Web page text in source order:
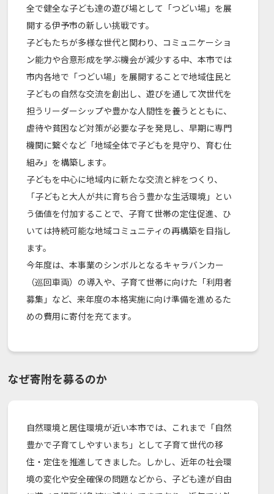
全で健全な子ども達の遊び場として「つどい場」を展
開する伊予市の新しい挑戦です。
子どもたちが多様な世代と関わり、コミュニケーショ
ン能力や合意形成を学ぶ機会が減少する中、本市では
市内各地で「つどい場」を展開することで地域住民と
子どもの自然な交流を創出し、遊びを通して次世代を
担うリーダーシップや豊かな人間性を養うとともに、
虐待や貧困など対策が必要な子を発見し、早期に専門
機関に繋ぐなど「地域全体で子どもを見守り、育む仕
組み」を構築します。
子どもを中心に地域内に新たな交流と絆をつくり、
「子どもと大人が共に育ち合う豊かな生活環境」とい
う価値を付加することで、子育て世帯の定住促進、ひ
いては持続可能な地域コミュニティの再構築を目指し
ます。
今年度は、本事業のシンボルとなるキャラバンカー
（巡回車両）の導入や、子育て世帯に向けた「利用者
募集」など、来年度の本格実施に向け準備を進めるた
めの費用に寄付を充てます。
なぜ寄附を募るのか
自然環境と居住環境が近い本市では、これまで「自然
豊かで子育てしやすいまち」として子育て世代の移
住・定住を推進してきました。しかし、近年の社会環
境の変化や安全確保の問題などから、子ども達が自由